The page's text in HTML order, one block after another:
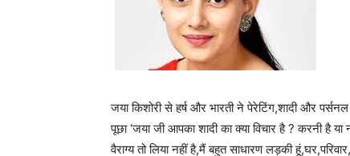
जया किशोरी से हर्ष और भारती ने पेरेटिंग,शादी और
पूछा ‘जया जी आपका शादी का क्या विचार है ? करनी है
वैराग्य तो लिया नहीं है,मैं बहुत साधारण लड़की